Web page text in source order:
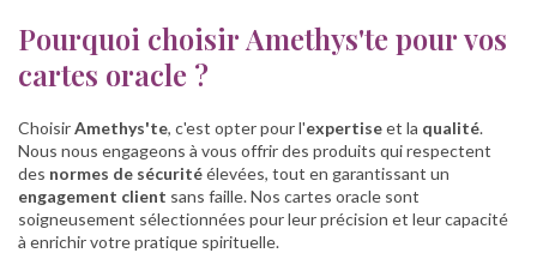
Pourquoi choisir Amethys'te pour vos
cartes oracle ?
ChoisirAmethys'te, c'est opter pour l'expertiseet la qualité.
Nous nous engageons à vous offrir des produits qui respectent
des normes de sécuritéélevées, tout en garantissant un
engagement client sans faille. Nos cartes oracle sont
soigneusement sélectionnées pour leur précision et leur capacité
à enrichir votre pratique spirituelle.